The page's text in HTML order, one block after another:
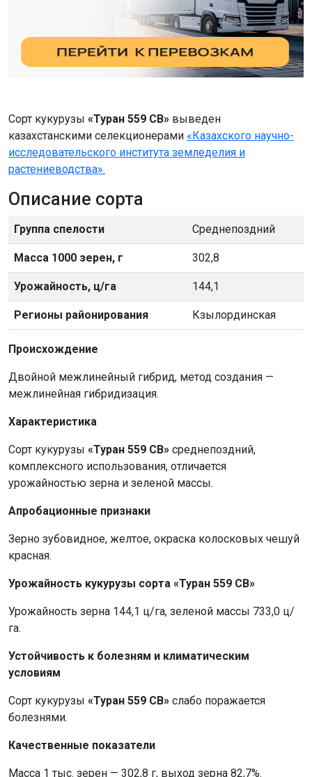
Сорт кукурузы «Туран 559 СВ» выведен
казахстанскими селекционерами «Казахского научно-
исследовательского института земледелия и
растениеводства».
Описание сорта
Группа спелости Среднепоздний
Масса 1000 зерен, г 302,8
Урожайность, ц/га 144,1
Регионы районирования Кзылординская
Происхождение
Двойной межлинейный гибрид, метод создания —
межлинейная гибридизация.
Характеристика
Сорт кукурузы «Туран 559 СВ» среднепоздний,
комплексного использования, отличается
урожайностью зерна и зеленой массы.
Апробационные признаки
Зерно зубовидное, желтое, окраска колосковых чешуй
красная.
Урожайность кукурузы сорта «Туран 559 СВ»
Урожайность зерна 144,1 ц/га, зеленой массы 733,0 ц/
га.
Устойчивость к болезням и климатическим
условиям
Сорт кукурузы «Туран 559 СВ» слабо поражается
болезнями.
Качественные показатели
Масса 1 тыс. зерен — 302,8 г, выход зерна 82,7%.